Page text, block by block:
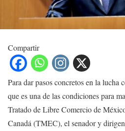
Compartir
Para dar pasos concretos en la lucha
que es una de las condiciones para
Tratado de Libre Comercio de
Canadá (TMEC), el senador y